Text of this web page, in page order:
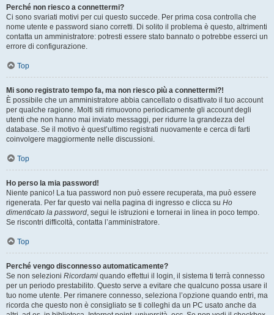
Perché non riesco a connettermi?
Ci sono svariati motivi per cui questo succede. Per prima cosa controlla che
nome utente e password siano corretti. Di solito il problema è questo, altrimenti
contatta un amministratore: potresti essere stato bannato o potrebbe esserci un
errore di configurazione.
Top
Mi sono registrato tempo fa, ma non riesco più a connettermi?!
È possibile che un amministratore abbia cancellato o disattivato il tuo account
per qualche ragione. Molti siti rimuovono periodicamente gli account degli
utenti che non hanno mai inviato messaggi, per ridurre la grandezza del
database. Se il motivo è quest’ultimo registrati nuovamente e cerca di farti
coinvolgere maggiormente nelle discussioni.
Top
Ho perso la mia password!
Niente panico! La tua password non può essere recuperata, ma può essere
rigenerata. Per far questo vai nella pagina di ingresso e clicca su Ho
dimenticato la password, segui le istruzioni e tornerai in linea in poco tempo.
Se riscontri difficoltà, contatta l’amministratore.
Top
Perché vengo disconnesso automaticamente?
Se non selezioni Ricordami quando effettui il login, il sistema ti terrà connesso
per un periodo prestabilito. Questo serve a evitare che qualcuno possa usare il
tuo nome utente. Per rimanere connesso, seleziona l’opzione quando entri, ma
ricorda che questo non è consigliato se ti colleghi da un PC usato anche da